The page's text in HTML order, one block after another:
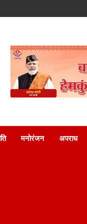
मनोरंजन अपराध